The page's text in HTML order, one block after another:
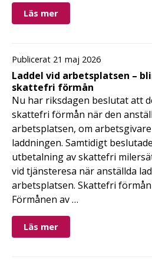
Läs mer
Publicerat 21 maj 2026
Laddel vid arbetsplatsen –
skattefri förmån
Nu har riksdagen beslutat att
skattefri förmån när den
arbetsplatsen, om
laddningen. Samtidigt
utbetalning av skattefri
vid tjänsteresa när anställda
arbetsplatsen. Skattefri
Förmånen av …
Läs mer